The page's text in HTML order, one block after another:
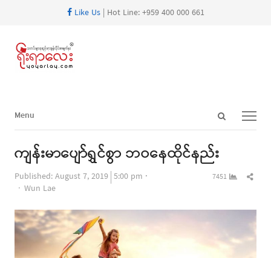
Like Us| Hot Line: +959 400 000 661
Open
Menu
Menu
ကျန်းမာပျော်ရွှင်စွာ ဘဝနေထိုင်နည်း
Published:August 7, 2019 5:00 pm
Author
Wun Lae
7451